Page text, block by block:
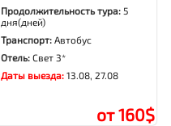
Продолжительность тура: 5
дня(дней)
Транспорт:Автобус
Отель:Свет 3*
Даты выезда:13.08, 27.08
от 160$